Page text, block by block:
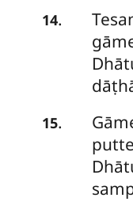
14.
15.